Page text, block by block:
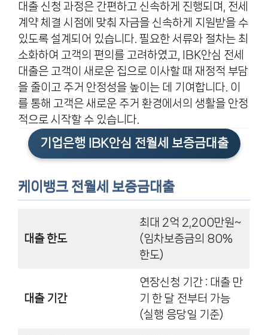
대출 신청 과정은 간편하고 신속하게 진행되며, 전세
계약 체결 시점에 맞춰 자금을 신속하게 지원받을 수
있도록 설계되어 있습니다. 필요한 서류와 절차는 최
소화하여 고객의 편의를 고려하였고, IBK안심 전세
대출은 고객이 새로운 집으로 이사할 때 재정적 부담
을 줄이고 주거 안정성을 높이는 데 기여합니다. 이
를 통해 고객은 새로운 주거 환경에서의 생활을 안정
적으로 시작할 수 있습니다.
기업은행 IBK안심 전월세 보증금대출
케이뱅크 전월세 보증금대출
대출 한도
최대 2억 2,200만원~
(임차보증금의 80%
한도)
대출 기간
연장신청 기간 : 대출 만
기 한 달 전부터 가능
(실행 응당일 기준)